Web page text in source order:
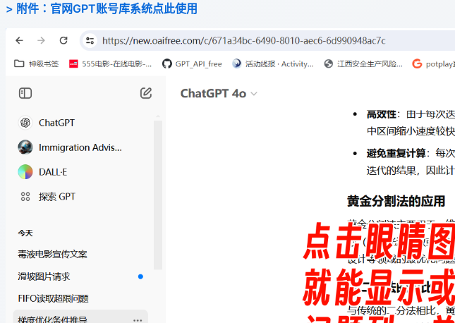
> 附件：官网GPT账号库系统点此使用